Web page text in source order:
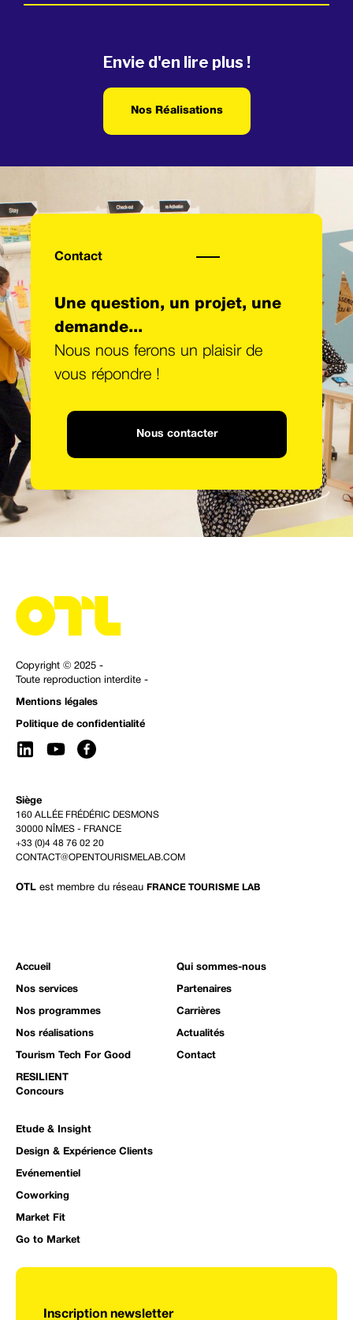
Envie d'en lire plus !
Nos Réalisations
Contact
Une question, un projet, une
demande...
Nous nous ferons un plaisir de
vous répondre !
Nous contacter
Copyright © 2025 -
Toute reproduction interdite -
Mentions légales
Politique de confidentialité
Siège
160 ALLÉE FRÉDÉRIC DESMONS
30000 NÎMES - FRANCE
+33 (0)4 48 76 02 20
CONTACT@OPENTOURISMELAB.COM
OTL est membre du réseau FRANCE TOURISME LAB
Accueil
Nos services
Nos programmes
Nos réalisations
Tourism Tech For Good
RESILIENT
Concours
Qui sommes-nous
Partenaires
Carrières
Actualités
Contact
Etude & Insight
Design & Expérience Clients
Evénementiel
Coworking
Market Fit
Go to Market
Inscription newsletter